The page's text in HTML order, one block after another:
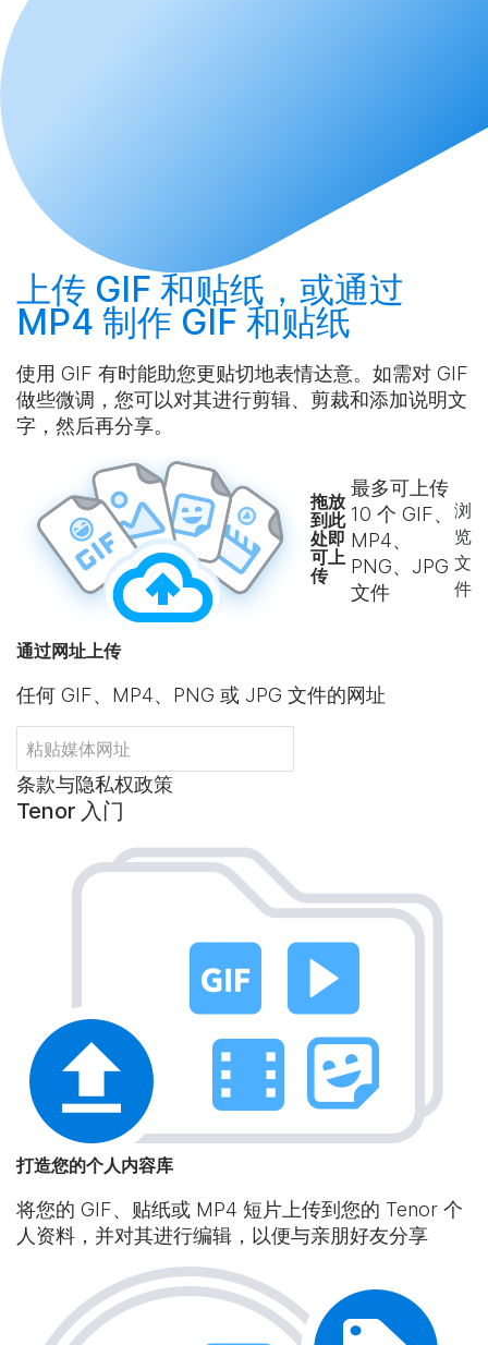
上传 GIF 和贴纸，或通过
MP4 制作 GIF 和贴纸
使用 GIF 有时能助您更贴切地表情达意。如需对 GIF
做些微调，您可以对其进行剪辑、剪裁和添加说明文
字，然后再分享。
拖放
到此
处即
可上
传
最多可上传
10 个 GIF、
MP4、
PNG、JPG
文件
浏
览
文
件
通过网址上传
任何 GIF、MP4、PNG 或 JPG 文件的网址
条款与隐私权政策
Tenor 入门
打造您的个人内容库
将您的 GIF、贴纸或 MP4 短片上传到您的 Tenor 个
人资料，并对其进行编辑，以便与亲朋好友分享